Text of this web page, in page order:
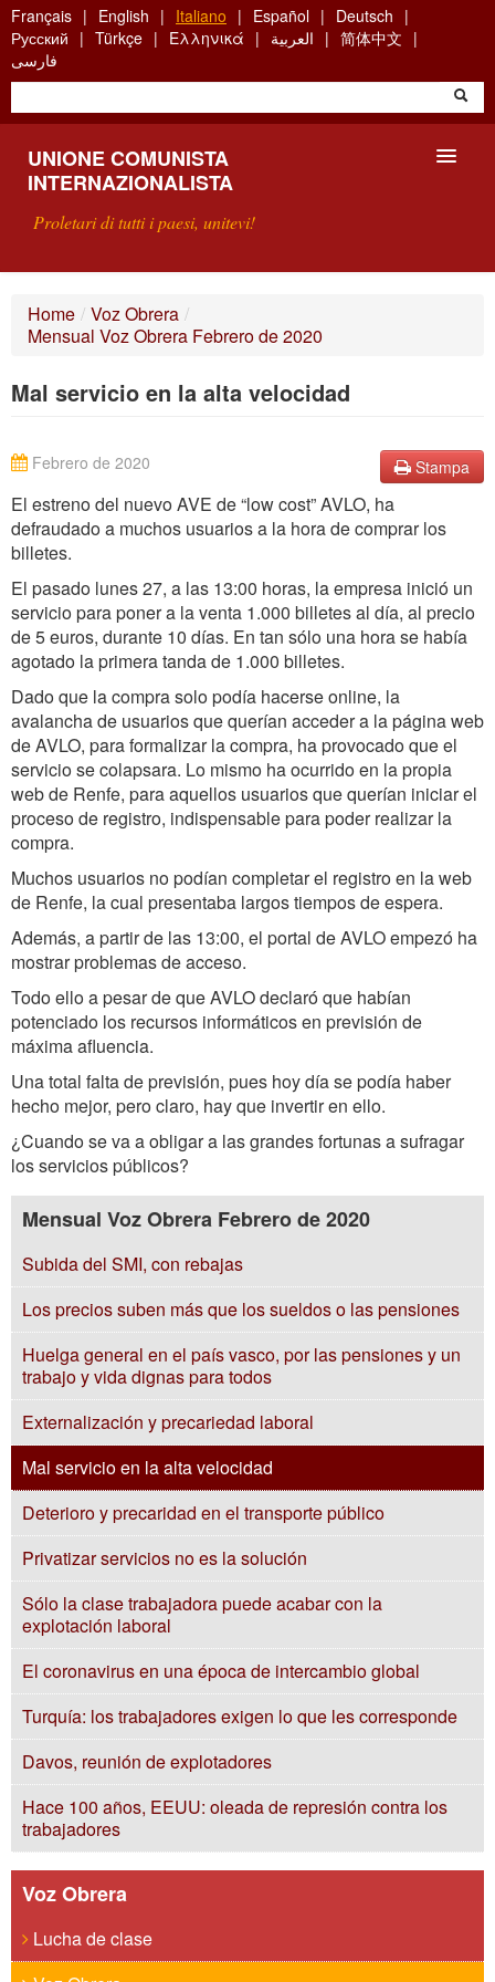
Skip
to
main
content
Français English Italiano Español
Deutsch
Русский
Türkçe Ελληνικά العربية
简体中文
فارسی
UNIONE COMUNISTA
INTERNAZIONALISTA
Proletari di tutti i paesi, unitevi!
COS'È L'UCI ?
RICERCA
Home / Voz Obrera /
Mensual Voz Obrera Febrero de 2020
Mal servicio en la alta velocidad
Stampa
Febrero de 2020
El estreno del nuevo AVE de “low cost” AVLO, ha
defraudado a muchos usuarios a la hora de comprar los
billetes.
El pasado lunes 27, a las 13:00 horas, la empresa inició un
servicio para poner a la venta 1.000 billetes al día, al precio
de 5 euros, durante 10 días. En tan sólo una hora se había
agotado la primera tanda de 1.000 billetes.
Dado que la compra solo podía hacerse online, la
avalancha de usuarios que querían acceder a la página web
de AVLO, para formalizar la compra, ha provocado que el
servicio se colapsara. Lo mismo ha ocurrido en la propia
web de Renfe, para aquellos usuarios que querían iniciar el
proceso de registro, indispensable para poder realizar la
compra.
Muchos usuarios no podían completar el registro en la web
de Renfe, la cual presentaba largos tiempos de espera.
Además, a partir de las 13:00, el portal de AVLO empezó ha
mostrar problemas de acceso.
Todo ello a pesar de que AVLO declaró que habían
potenciado los recursos informáticos en previsión de
máxima afluencia.
Una total falta de previsión, pues hoy día se podía haber
hecho mejor, pero claro, hay que invertir en ello.
¿Cuando se va a obligar a las grandes fortunas a sufragar
los servicios públicos?
Mensual Voz Obrera Febrero de 2020
Subida del SMI, con rebajas
Los precios suben más que los sueldos o las pensiones
Huelga general en el país vasco, por las pensiones y un
trabajo y vida dignas para todos
Externalización y precariedad laboral
Mal servicio en la alta velocidad
Deterioro y precaridad en el transporte público
Privatizar servicios no es la solución
Sólo la clase trabajadora puede acabar con la
explotación laboral
El coronavirus en una época de intercambio global
Turquía: los trabajadores exigen lo que les corresponde
Davos, reunión de explotadores
Hace 100 años, EEUU: oleada de represión contra los
trabajadores
Voz Obrera
Lucha de clase